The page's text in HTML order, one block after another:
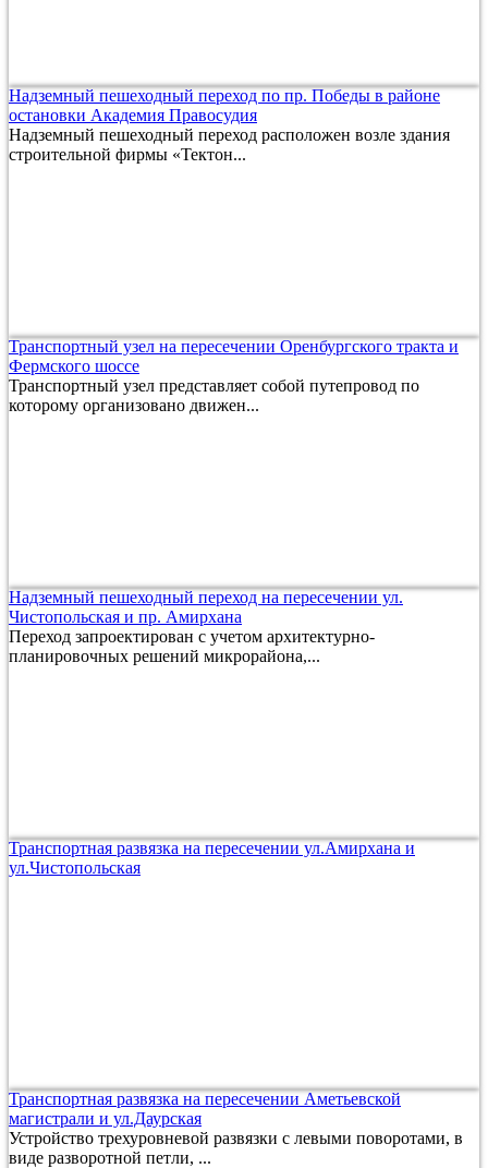
Надземный пешеходный переход по пр. Победы в районе
остановки Академия Правосудия
Надземный пешеходный переход расположен возле здания
строительной фирмы «Тектон...
Транспортный узел на пересечении Оренбургского тракта и
Фермского шоссе
Транспортный узел представляет собой путепровод по
которому организовано движен...
Надземный пешеходный переход на пересечении ул.
Чистопольская и пр. Амирхана
Переход запроектирован с учетом архитектурно-
планировочных решений микрорайона,...
Транспортная развязка на пересечении ул.Амирхана и
ул.Чистопольская
Транспортная развязка на пересечении Аметьевской
магистрали и ул.Даурская
Устройство трехуровневой развязки с левыми поворотами, в
виде разворотной петли, ...